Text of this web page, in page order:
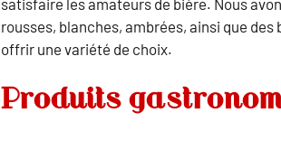
rousses, blanches, ambrées, ainsi que
offrir une variété de choix.
Produits